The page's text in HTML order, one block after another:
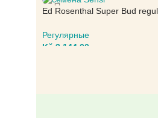
Ed Rosenthal Super Bud
Регулярные
Kč 3.144,00